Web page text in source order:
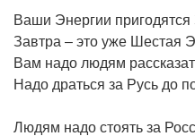
Ваши Энергии пригодятся
Завтра – это уже Шестая
Вам надо людям
Надо драться за Русь до
Людям надо стоять за